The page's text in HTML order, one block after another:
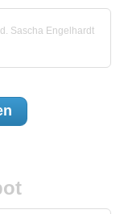
Sascha Engelhardt